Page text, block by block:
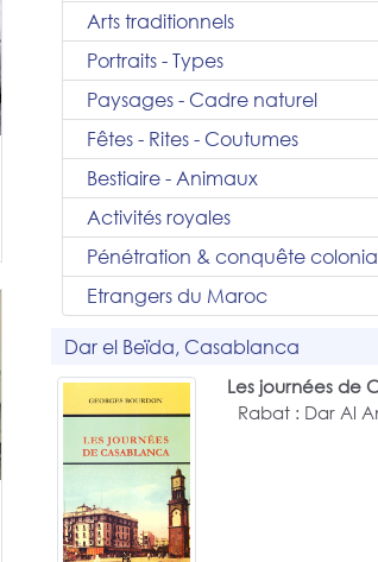
Arts traditionnels
Portraits - Types
Paysages - Cadre naturel
Fêtes - Rites - Coutumes
Bestiaire - Animaux
Activités royales
Pénétration & conquête
Etrangers du Maroc
Dar el Beïda, Casablanca
Les journées de
Rabat : Dar Al